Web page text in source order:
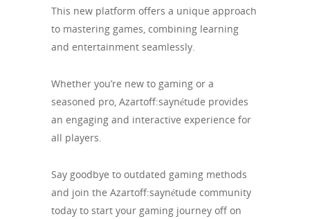
This new platform offers a unique approach
to mastering games, combining learning
and entertainment seamlessly.
Whether you’re new to gaming or a
seasoned pro, Azartoff:saynétude provides
an engaging and interactive experience for
all players.
Say goodbye to outdated gaming methods
and join the Azartoff:saynétude community
today to start your gaming journey off on